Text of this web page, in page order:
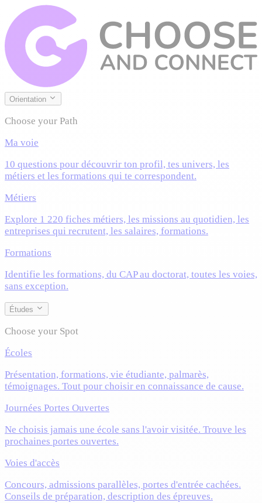
Orientation
Choose your Path
Ma voie
10 questions pour découvrir ton profil, tes univers, les
métiers et les formations qui te correspondent.
Métiers
Explore 1 220 fiches métiers, les missions au quotidien, les
entreprises qui recrutent, les salaires, formations.
Formations
Identifie les formations, du CAP au doctorat, toutes les voies,
sans exception.
Études
Choose your Spot
Écoles
Présentation, formations, vie étudiante, palmarès,
témoignages. Tout pour choisir en connaissance de cause.
Journées Portes Ouvertes
Ne choisis jamais une école sans l'avoir visitée. Trouve les
prochaines portes ouvertes.
Voies d'accès
Concours, admissions parallèles, portes d'entrée cachées.
Conseils de préparation, description des épreuves.